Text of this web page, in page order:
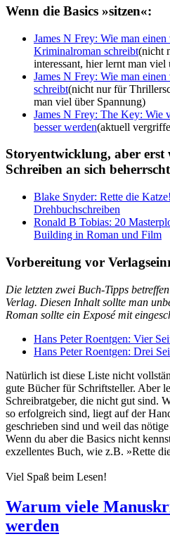
Wenn die Basics »sitzen«:
James N Frey: Wie man einen
Kriminalroman schreibt(nicht
interessant, hier lernt man
James N Frey: Wie man
schreibt(nicht nur für
man viel über Spannung)
James N Frey: The Key: Wie
besser werden(aktuell
Storyentwicklung, aber erst
Schreiben an sich
Blake Snyder: Rette die
Drehbuchschreiben
Ronald B Tobias: 20
Building in Roman und Film
Vorbereitung vor
Die letzten zwei Buch-Tipps
Verlag. Diesen Inhalt sollte man
Roman sollte ein Exposé mit
Hans Peter Roentgen: Vier
Hans Peter Roentgen: Drei
Natürlich ist diese Liste nicht
gute Bücher für Schriftsteller. Aber
Schreibratgeber, die nicht gut sind.
so erfolgreich sind, liegt auf der
geschrieben sind und weil das
Wenn du aber die Basics nicht
exzellentes Buch, wie z.B. »Rette
Viel Spaß beim Lesen!
Warum viele
werden